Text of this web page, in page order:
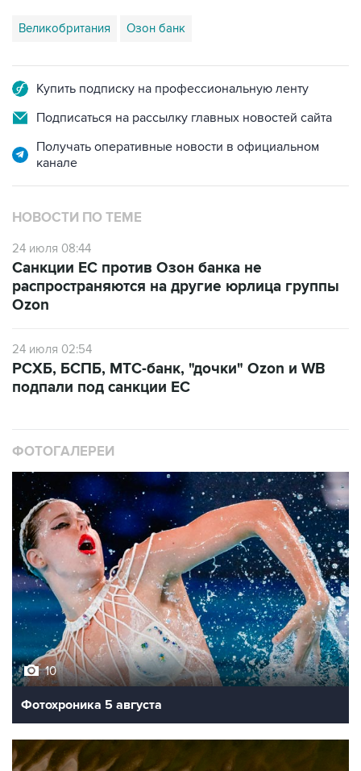
Великобритания Озон банк
Купить подписку на профессиональную ленту
Подписаться на рассылку главных новостей сайта
Получать оперативные новости в официальном
канале
НОВОСТИ ПО ТЕМЕ
24 июля 08:44
Санкции ЕС против Озон банка не
распространяются на другие юрлица группы
Ozon
24 июля 02:54
РСХБ, БСПБ, МТС-банк, "дочки" Ozon и WB
подпали под санкции ЕС
ФОТОГАЛЕРЕИ
10
Фотохроника 5 августа